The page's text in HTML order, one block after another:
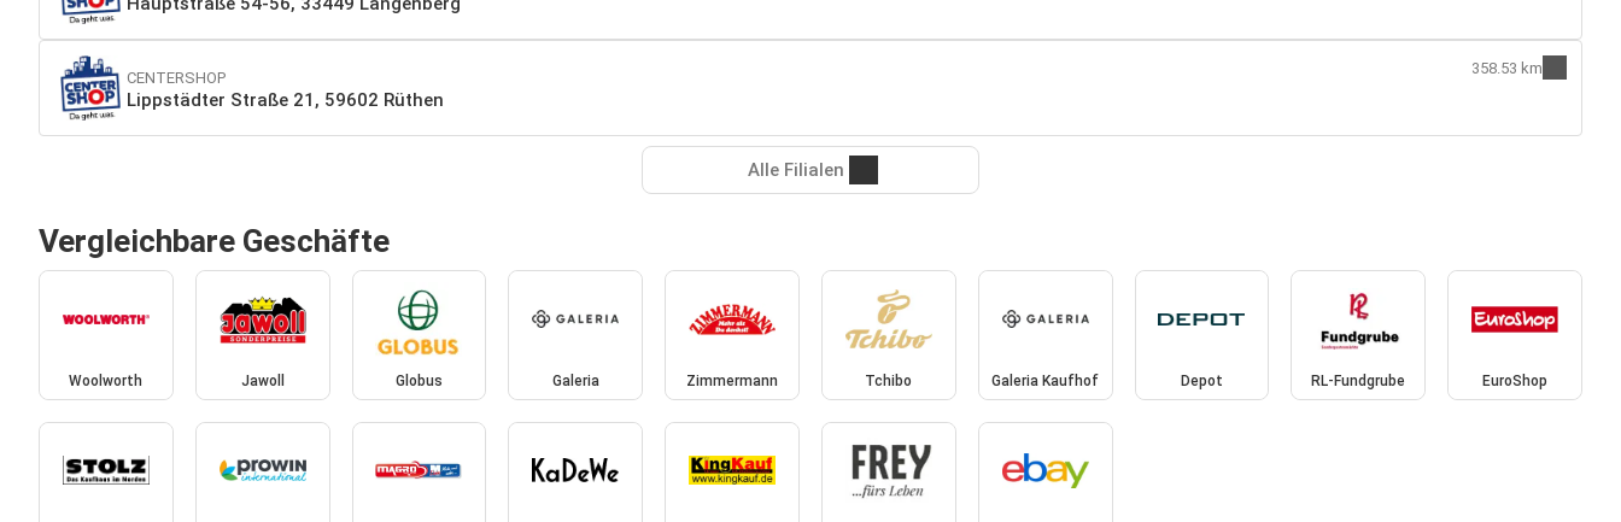
CENTERSHOP
Lippstädter Straße 21, 59602 Rüthen
358.53 km
Alle Filialen
Vergleichbare Geschäfte
Woolworth Jawoll Globus Galeria Zimmermann Tchibo Galeria Kaufhof Depot RL-Fundgrube EuroShop